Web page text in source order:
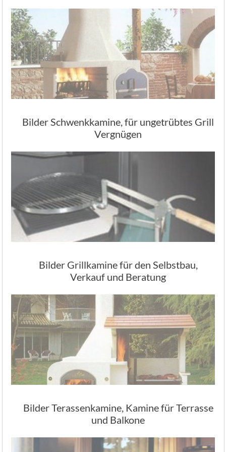
Bilder Schwenkkamine, für ungetrübtes Grill
Vergnügen
Bilder Grillkamine für den Selbstbau,
Verkauf und Beratung
Bilder Terassenkamine, Kamine für Terrasse
und Balkone